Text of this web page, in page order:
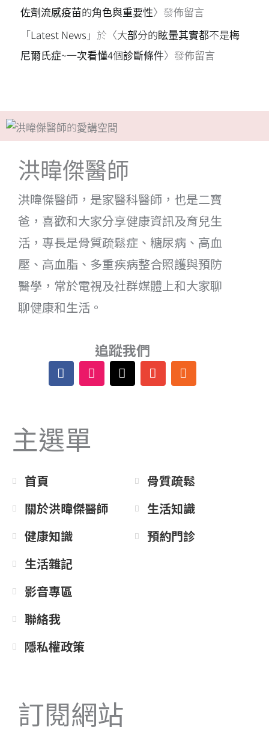
佐劑流感疫苗的角色與重要性〉發佈留言
「Latest News 」於〈大部分的眩暈其實都不是梅
尼爾氏症~一次看懂4個診斷條件〉發佈留言
洪暐傑醫師
洪暐傑醫師，是家醫科醫師，也是二寶
爸，喜歡和大家分享健康資訊及育兒生
活，專長是骨質疏鬆症、糖尿病、高血
壓、高血脂、多重疾病整合照護與預防
醫學，常於電視及社群媒體上和大家聊
聊健康和生活。
追蹤我們
F
a
c
o
o
k
I
n
s
T
h
r
E
n
v
R
s
s
主選單
首頁
關於洪暐傑醫師
健康知識
生活雜記
影音專區
聯絡我
隱私權政策
骨質疏鬆
生活知識
預約門診
訂閱網站